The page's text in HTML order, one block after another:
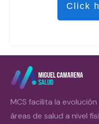
Click
MCS facilita la
áreas de salud a nivel